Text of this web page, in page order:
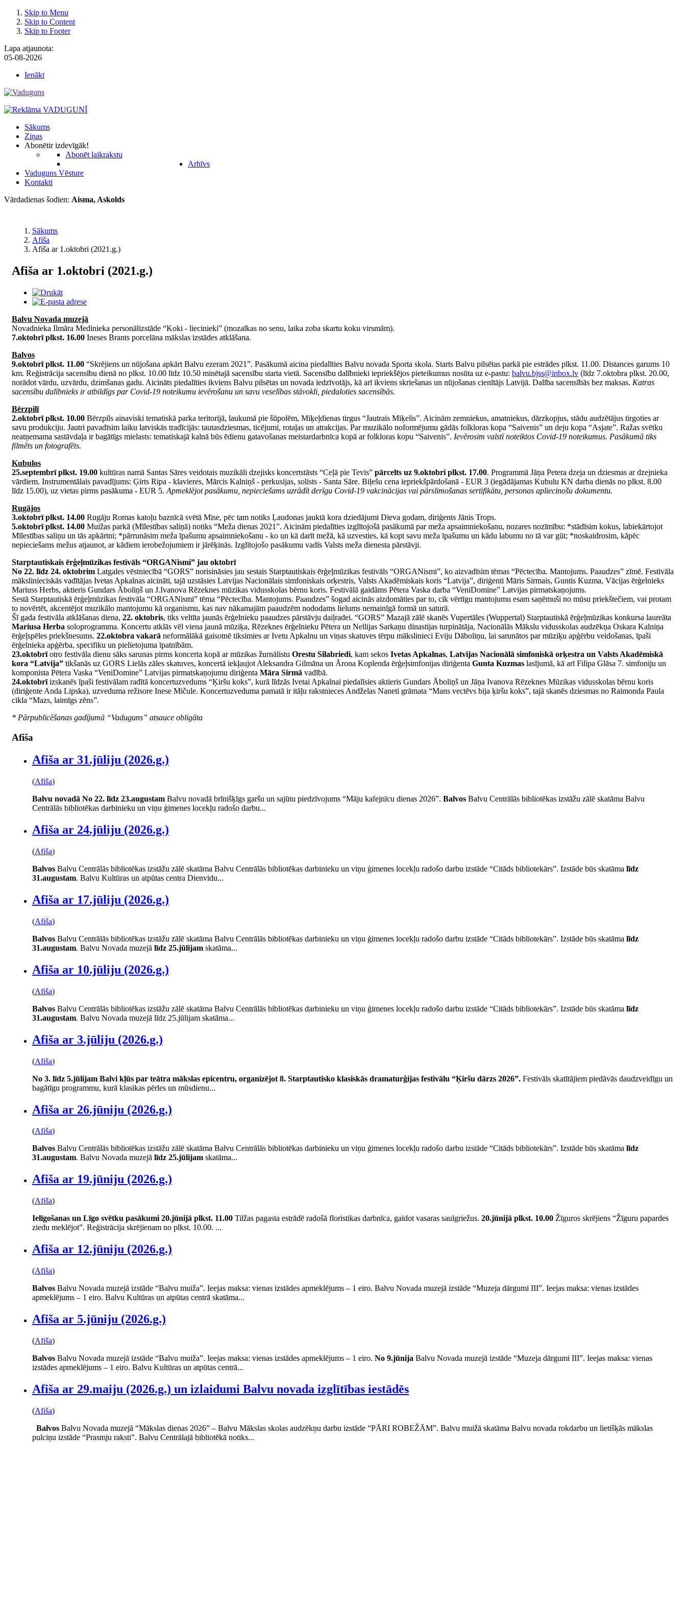
Skip to Menu
Skip to Content
Skip to Footer
Lapa atjaunota:
05-08-2026
Ienākt
Sākums
Ziņas
Abonētir izdevīgāk!
Abonēt laikrakstu
Arhīvs
Vaduguns Vēsture
Kontakti
Vārdadienas šodien: Aisma, Askolds
Sākums
Afiša
Afiša ar 1.oktobri (2021.g.)
Afiša ar 1.oktobri (2021.g.)
Balvu Novada muzejā
Novadnieka Ilmāra Medinieka personālizstāde “Koki - liecinieki” (mozaīkas no senu, laika zoba skartu koku virsmām).
7.oktobrī plkst. 16.00 Ineses Brants porcelāna mākslas izstādes atklāšana.
Balvos
9.oktobrī plkst. 11.00 “Skrējiens un nūjošana apkārt Balvu ezeram 2021”. Pasākumā aicina piedalīties Balvu novada Sporta skola. Starts Balvu pilsētas parkā pie estrādes plkst. 11.00. Distances garums 10
km. Reģistrācija sacensību dienā no plkst. 10.00 līdz 10.50 minētajā sacensību starta vietā. Sacensību dalībnieki iepriekšējos pieteikumus nosūta uz e-pastu: balvu.bjss@inbox.lv (līdz 7.oktobra plkst. 20.00,
norādot vārdu, uzvārdu, dzimšanas gadu. Aicināts piedalīties ikviens Balvu pilsētas un novada iedzīvotājs, kā arī ikviens skriešanas un nūjošanas cienītājs Latvijā. Dalība sacensībās bez maksas. Katras
sacensību dalībnieks ir atbildīgs par Covid-19 noteikumu ievērošanu un savu veselības stāvokli, piedaloties sacensībās.
Bērzpilī
2.oktobrī plkst. 10.00 Bērzpils ainaviski tematiskā parka teritorijā, laukumā pie šūpolēm, Miķeļdienas tirgus “Jautrais Miķelis”. Aicinām zemniekus, amatniekus, dārzkopjus, stādu audzētājus tirgoties ar
savu produkciju. Jautri pavadīsim laiku latviskās tradīcijās: tautasdziesmas, ticējumi, rotaļas un atrakcijas. Par muzikālo noformējumu gādās folkloras kopa “Saivenis” un deju kopa “Asjate”. Ražas svētku
neatņemama sastāvdaļa ir bagātīgs mielasts: tematiskajā kalnā būs ēdienu gatavošanas meistardarbnīca kopā ar folkloras kopu “Saivenis”. Ievērosim valstī noteiktos Covid-19 noteikumus. Pasākumā tiks
filmēts un fotografēts.
Kubulos
25.septembrī plkst. 19.00 kultūras namā Santas Sāres veidotais muzikāli dzejisks koncertstāsts “Ceļā pie Tevis” pārcelts uz 9.oktobri plkst. 17.00. Programmā Jāņa Petera dzeja un dziesmas ar dzejnieka
vārdiem. Instrumentālais pavadījums: Ģirts Ripa - klavieres, Mārcis Kalniņš - perkusijas, solists - Santa Sāre. Biļešu cena iepriekšpārdošanā - EUR 3 (iegādājamas Kubulu KN darba dienās no plkst. 8.00
līdz 15.00), uz vietas pirms pasākuma - EUR 5. Apmeklējot pasākumu, nepieciešams uzrādīt derīgu Covid-19 vakcinācijas vai pārslimošanas sertifikātu, personas apliecinošu dokumentu.
Rugājos
3.oktobrī plkst. 14.00 Rugāju Romas katoļu baznīcā svētā Mise, pēc tam notiks Ļaudonas jauktā kora dziedājumi Dieva godam, diriģents Jānis Trops.
5.oktobrī plkst. 14.00 Muižas parkā (Mīlestības saliņā) notiks “Meža dienas 2021”. Aicinām piedalīties izglītojošā pasākumā par meža apsaimniekošanu, nozares nozīmību: *stādīsim kokus, labiekārtojot
Mīlestības saliņu un tās apkārtni; *pārrunāsim meža īpašumu apsaimniekošanu - ko un kā darīt mežā, kā uzvesties, kā kopt savu meža īpašumu un kādu labumu no tā var gūt; *noskaidrosim, kāpēc
nepieciešams mežus atjaunot, ar kādiem ierobežojumiem ir jārēķinās. Izglītojošo pasākumu vadīs Valsts meža dienesta pārstāvji.
Starptautiskais ērģeļmūzikas festivāls “ORGANismi” jau oktobrī
No 22. līdz 24. oktobrim Latgales vēstniecībā “GORS” norisināsies jau sestais Starptautiskais ērģeļmūzikas festivāls “ORGANismi”, ko aizvadīsim tēmas “Pēctecība. Mantojums. Paaudzes” zīmē. Festivāla
mākslinieciskās vadītājas Ivetas Apkalnas aicināti, tajā uzstāsies Latvijas Nacionālais simfoniskais orķestris, Valsts Akadēmiskais koris “Latvija”, diriģenti Māris Sirmais, Guntis Kuzma, Vācijas ērģelnieks
Mariuss Herbs, aktieris Gundars Āboliņš un J.Ivanova Rēzeknes mūzikas vidusskolas bērnu koris. Festivālā gaidāms Pētera Vaska darba “VeniDomine” Latvijas pirmatskaņojums.
Sestā Starptautiskā ērģeļmūzikas festivāla “ORGANismi” tēma “Pēctecība. Mantojums. Paaudzes” šogad aicinās aizdomāties par to, cik vērtīgu mantojumu esam saņēmuši no mūsu priekštečiem, vai protam
to novērtēt, akcentējot muzikālo mantojumu kā organismu, kas nav nākamajām paaudzēm nododams lielums nemainīgā formā un saturā.
Šī gada festivāla atklāšanas diena, 22. oktobris, tiks veltīta jaunās ērģelnieku paaudzes pārstāvju daiļradei. “GORS” Mazajā zālē skanēs Vupertāles (Wuppertal) Starptautiskā ērģeļmūzikas konkursa laureāta
Mariusa Herba soloprogramma. Koncertu atklās vēl viena jaunā mūziķa, Rēzeknes ērģelnieku Pētera un Nellijas Sarkaņu dinastijas turpinātāja, Nacionālās Mākslu vidusskolas audzēkņa Oskara Kalniņa
ērģeļspēles priekšnesums. 22.oktobra vakarā neformālākā gaisotnē tiksimies ar Ivetu Apkalnu un viņas skatuves tērpu mākslinieci Eviju Dāboliņu, lai sarunātos par mūziķu apģērbu veidošanas, īpaši
ērģelnieka apģērba, specifiku un pielietojuma īpatnībām.
23.oktobrīotro festivāla dienu sāks sarunas pirms koncerta kopā ar mūzikas žurnālistu Orestu Silabriedi, kam sekos Ivetas Apkalnas, Latvijas Nacionālā simfoniskā orķestra un Valsts Akadēmiskā
kora “Latvija” tikšanās uz GORS Lielās zāles skatuves, koncertā iekļaujot Aleksandra Gilmāna un Ārona Koplenda ērģeļsimfonijas diriģenta Gunta Kuzmas lasījumā, kā arī Filipa Glāsa 7. simfoniju un
komponista Pētera Vaska “VeniDomine” Latvijas pirmatskaņojumu diriģenta Māra Sirmā vadībā.
24.oktobrīizskanēs īpaši festivālam radītā koncertuzvedums “Ķiršu koks”, kurā līdzās Ivetai Apkalnai piedalīsies aktieris Gundars Āboliņš un Jāņa Ivanova Rēzeknes Mūzikas vidusskolas bērnu koris
(diriģente Anda Lipska), uzveduma režisore Inese Mičule. Koncertuzveduma pamatā ir itāļu rakstnieces Andželas Naneti grāmata “Mans vectēvs bija ķiršu koks”, tajā skanēs dziesmas no Raimonda Paula
cikla “Mazs, laimīgs zēns”.
* Pārpublicēšanas gadījumā “Vaduguns” atsauce obligāta
Afiša
Afiša ar 31.jūliju (2026.g.)
(Afiša)
Balvu novadā No 22. līdz 23.augustam Balvu novadā brīnišķīgs garšu un sajūtu piedzīvojums “Māju kafejnīcu dienas 2026”. Balvos Balvu Centrālās bibliotēkas izstāžu zālē skatāma Balvu
Centrālās bibliotēkas darbinieku un viņu ģimenes locekļu radošo darbu...
Afiša ar 24.jūliju (2026.g.)
(Afiša)
Balvos Balvu Centrālās bibliotēkas izstāžu zālē skatāma Balvu Centrālās bibliotēkas darbinieku un viņu ģimenes locekļu radošo darbu izstāde “Citāds bibliotekārs”. Izstāde būs skatāma līdz
31.augustam. Balvu Kultūras un atpūtas centra Dienvidu...
Afiša ar 17.jūliju (2026.g.)
(Afiša)
Balvos Balvu Centrālās bibliotēkas izstāžu zālē skatāma Balvu Centrālās bibliotēkas darbinieku un viņu ģimenes locekļu radošo darbu izstāde “Citāds bibliotekārs”. Izstāde būs skatāma līdz
31.augustam. Balvu Novada muzejā līdz 25.jūlijam skatāma...
Afiša ar 10.jūliju (2026.g.)
(Afiša)
Balvos Balvu Centrālās bibliotēkas izstāžu zālē skatāma Balvu Centrālās bibliotēkas darbinieku un viņu ģimenes locekļu radošo darbu izstāde “Citāds bibliotekārs”. Izstāde būs skatāma līdz
31.augustam. Balvu Novada muzejā līdz 25.jūlijam skatāma...
Afiša ar 3.jūliju (2026.g.)
(Afiša)
No 3. līdz 5.jūlijam Balvi kļūs par teātra mākslas epicentru, organizējot 8. Starptautisko klasiskās dramaturģijas festivālu “Ķiršu dārzs 2026”. Festivāls skatītājiem piedāvās daudzveidīgu un
bagātīgu programmu, kurā klasikas pērles un mūsdienu...
Afiša ar 26.jūniju (2026.g.)
(Afiša)
Balvos Balvu Centrālās bibliotēkas izstāžu zālē skatāma Balvu Centrālās bibliotēkas darbinieku un viņu ģimenes locekļu radošo darbu izstāde “Citāds bibliotekārs”. Izstāde būs skatāma līdz
31.augustam. Balvu Novada muzejā līdz 25.jūlijam skatāma...
Afiša ar 19.jūniju (2026.g.)
(Afiša)
Ielīgošanas un Līgo svētku pasākumi 20.jūnijā plkst. 11.00 Tilžas pagasta estrādē radošā floristikas darbnīca, gaidot vasaras saulgriežus. 20.jūnijā plkst. 10.00 Žīguros skrējiens “Žīguru papardes
ziedu meklējot”. Reģistrācija skrējienam no plkst. 10.00. ...
Afiša ar 12.jūniju (2026.g.)
(Afiša)
Balvos Balvu Novada muzejā izstāde “Balvu muiža”. Ieejas maksa: vienas izstādes apmeklējums – 1 eiro. Balvu Novada muzejā izstāde “Muzeja dārgumi III”. Ieejas maksa: vienas izstādes
apmeklējums – 1 eiro. Balvu Kultūras un atpūtas centrā skatāma...
Afiša ar 5.jūniju (2026.g.)
(Afiša)
Balvos Balvu Novada muzejā izstāde “Balvu muiža”. Ieejas maksa: vienas izstādes apmeklējums – 1 eiro. No 9.jūnija Balvu Novada muzejā izstāde “Muzeja dārgumi III”. Ieejas maksa: vienas
izstādes apmeklējums – 1 eiro. Balvu Kultūras un atpūtas centrā...
Afiša ar 29.maiju (2026.g.) un izlaidumi Balvu novada izglītības iestādēs
(Afiša)
Balvos Balvu Novada muzejā “Mākslas dienas 2026” – Balvu Mākslas skolas audzēkņu darbu izstāde “PĀRI ROBEŽĀM”. Balvu muižā skatāma Balvu novada rokdarbu un lietišķās mākslas
pulciņu izstāde “Prasmju raksti”. Balvu Centrālajā bibliotēkā notiks...